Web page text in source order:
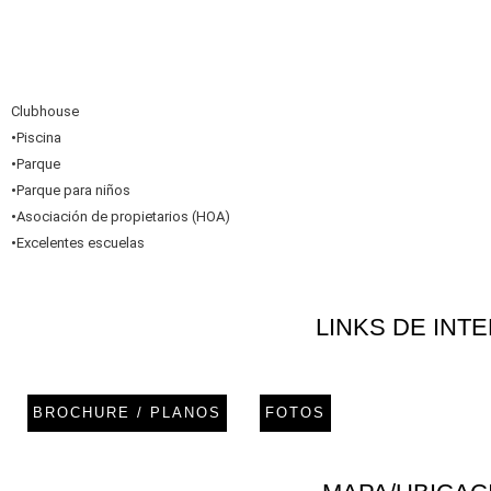
Clubhouse
•Piscina
•Parque
•Parque para niños
•Asociación de propietarios (HOA)
•Excelentes escuelas
LINKS DE
BROCHURE / PLANOS FOTOS